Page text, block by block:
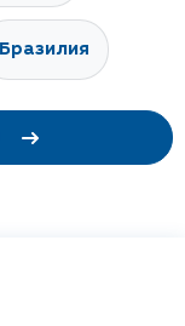
Бразилия